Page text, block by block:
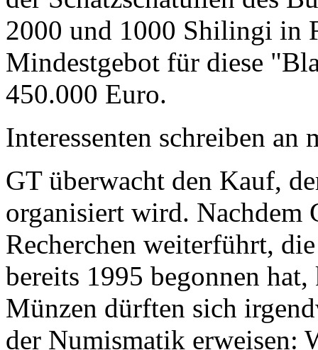
2000 und 1000 Shilingi in
Mindestgebot für diese
450.000 Euro.
Interessenten schreiben
GT überwacht den Kauf,
organisiert wird. Nachdem
Recherchen weiterführt,
bereits 1995 begonnen
Münzen dürften sich
der Numismatik erweisen: